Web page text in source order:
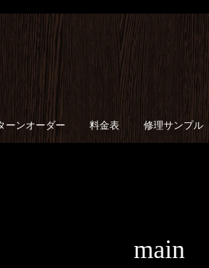
ーンオーダー 料金表 修理サンプル
main